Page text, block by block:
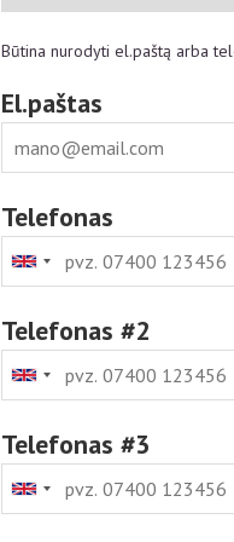
Būtina nurodyti el.paštą arba
El.paštas
Telefonas
Telefonas #2
Telefonas #3